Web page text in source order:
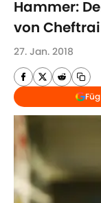
Hammer:
von
27. Jan. 2018